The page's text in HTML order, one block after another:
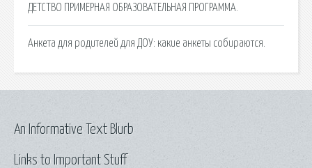
ДЕТСТВО ПРИМЕРНАЯ ОБРАЗОВАТЕЛЬНАЯ ПРОГРАММА.
Анкета для родителей для ДОУ: какие анкеты собираются.
Links to Important Stuff
An Informative Text Blurb